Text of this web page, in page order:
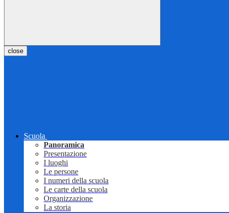
close
Scuola
Panoramica
Presentazione
I luoghi
Le persone
I numeri della scuola
Le carte della scuola
Organizzazione
La storia